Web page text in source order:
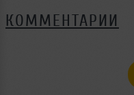
КОММЕНТАРИИ